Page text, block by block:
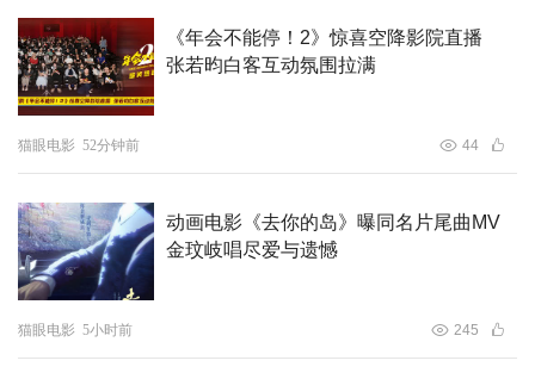
《年会不能停！2》惊喜空降影院直播
张若昀白客互动氛围拉满
猫眼电影 52分钟前 44
动画电影《去你的岛》曝同名片尾曲MV
金玟岐唱尽爱与遗憾
猫眼电影 5小时前 245